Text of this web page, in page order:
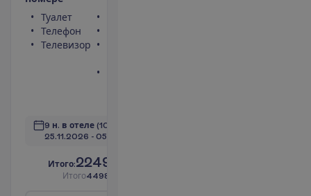
Туалет
Телефон
Телевизор
9 н. в отеле (10 н. всего)
25.11.2026 - 05.12.2026
Итого:2249.00
Итого4498.00